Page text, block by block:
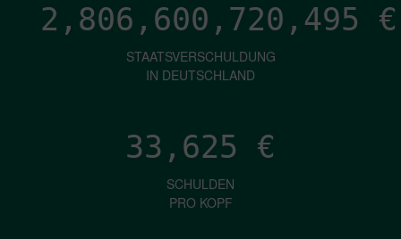
2,806,600,723,020 €
STAATSVERSCHULDUNG
IN DEUTSCHLAND
33,625 €
SCHULDEN
PRO KOPF